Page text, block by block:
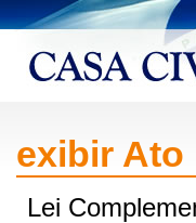
exibir Ato
Lei